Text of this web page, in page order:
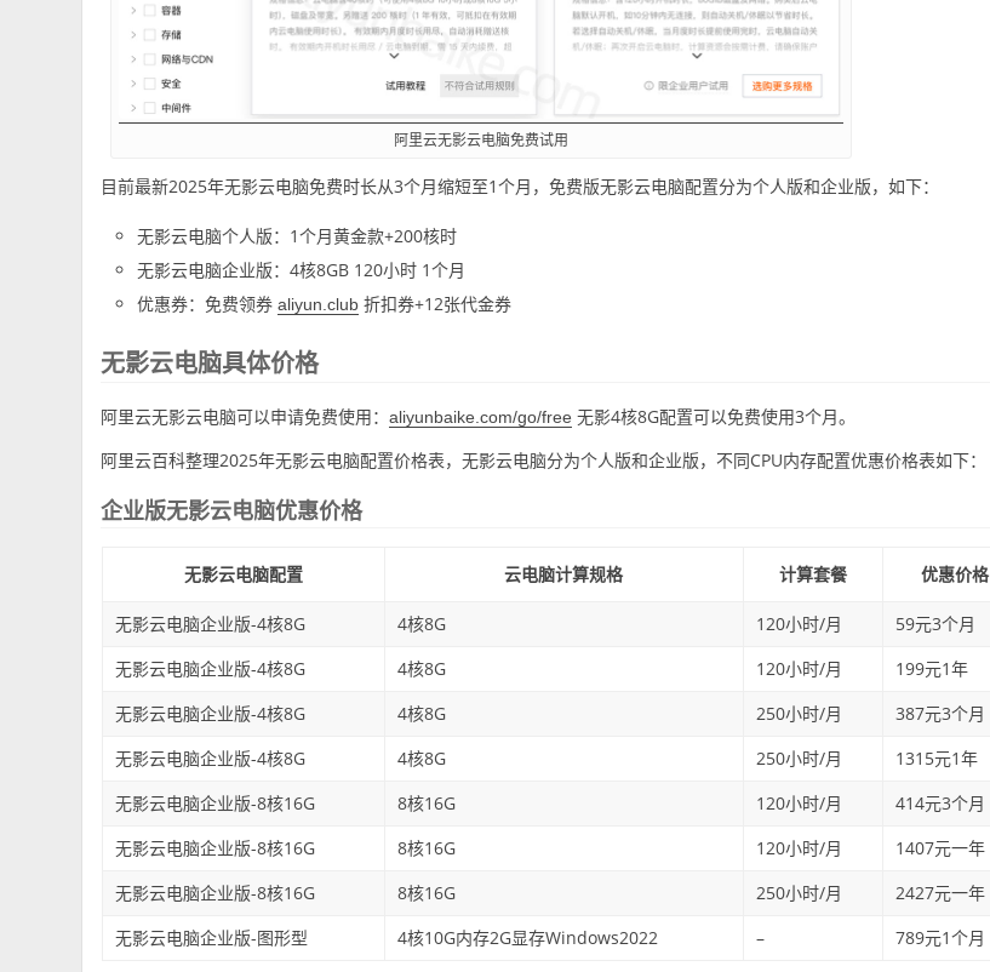
阿里云无影云电脑免费试用
目前最新2025年无影云电脑免费时长从3个月缩短至1个月，免费版无影云电脑配置分为个人版和企业版，如下：
无影云电脑个人版：1个月黄金款+200核时
无影云电脑企业版：4核8GB 120小时 1个月
优惠券：免费领券aliyun.club 折扣券+12张代金券
无影云电脑具体价格
阿里云无影云电脑可以申请免费使用：aliyunbaike.com/go/free 无影4核8G配置可以免费使用3个月。
阿里云百科整理2025年无影云电脑配置价格表，无影云电脑分为个人版和企业版，不同CPU内存配置优惠价格表如下：
企业版无影云电脑优惠价格
无影云电脑配置 云电脑计算规格 计算套餐 优惠价格
无影云电脑企业版-4核8G 4核8G 120小时/月
59元3个月
无影云电脑企业版-4核8G
4核8G 120小时/月
199元1年
无影云电脑企业版-4核8G
4核8G 250小时/月
387元3个月
无影云电脑企业版-4核8G
4核8G 250小时/月
1315元1年
无影云电脑企业版-8核16G
8核16G 120小时/月
414元3个月
无影云电脑企业版-8核16G
8核16G 120小时/月
1407元一年
无影云电脑企业版-8核16G
8核16G 250小时/月
2427元一年
无影云电脑企业版-图形型
4核10G内存2G显存Windows2022 – 789元1个月